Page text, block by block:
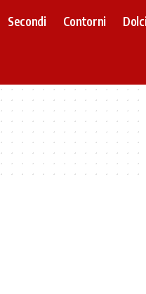
Secondi Contorni